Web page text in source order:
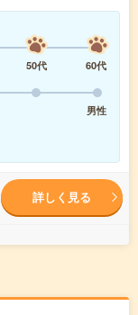
50代
60代
男性
詳しく見る